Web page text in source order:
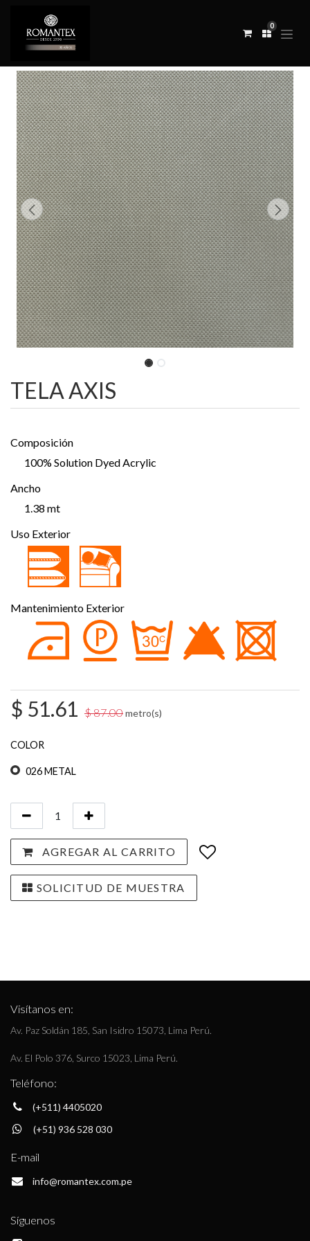
0
TELA AXIS
Composición
100% Solution Dyed Acrylic
Ancho
1.38 mt
Uso Exterior
Mantenimiento Exterior
$ 51.61 $87.00metro(s)
COLOR
026 METAL
AGREGAR AL CARRITO
SOLICITUD DE MUESTRA
Visítanos en:
Av. Paz Soldán 185, San Isidro 15073, Lima Perú.
Av. El Polo 376, Surco 15023, Lima Perú.
Teléfono:
(+511) 4405020
(+51) 936 528 030
E-mail
info@romantex.com.pe
Síguenos